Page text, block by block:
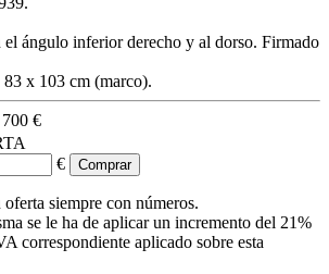
ángulo inferior derecho y al dorso. Firmado
x 103 cm (marco).
€
€
siempre con números.
se le ha de aplicar un incremento del 21%
correspondiente aplicado sobre esta